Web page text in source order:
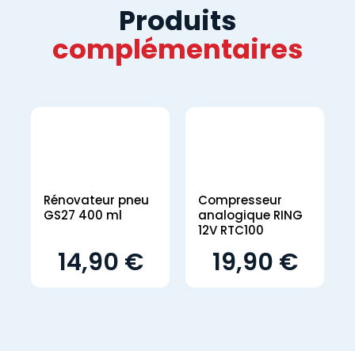
Produits
complémentaires
Rénovateur pneu
GS27 400 ml
14,90 €
Compresseur
analogique RING
12V RTC100
19,90 €